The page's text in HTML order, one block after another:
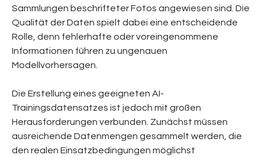
Sammlungen beschrifteter Fotos angewiesen sind. Die
Qualität der Daten spielt dabei eine entscheidende
Rolle, denn fehlerhafte oder voreingenommene
Informationen führen zu ungenauen
Modellvorhersagen.
Die Erstellung eines geeigneten AI-
Trainingsdatensatzes ist jedoch mit großen
Herausforderungen verbunden. Zunächst müssen
ausreichende Datenmengen gesammelt werden, die
den realen Einsatzbedingungen möglichst